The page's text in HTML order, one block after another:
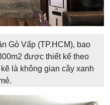
Gò Vấp (TP.HCM), bao
được thiết kế theo
là không gian cây xanh